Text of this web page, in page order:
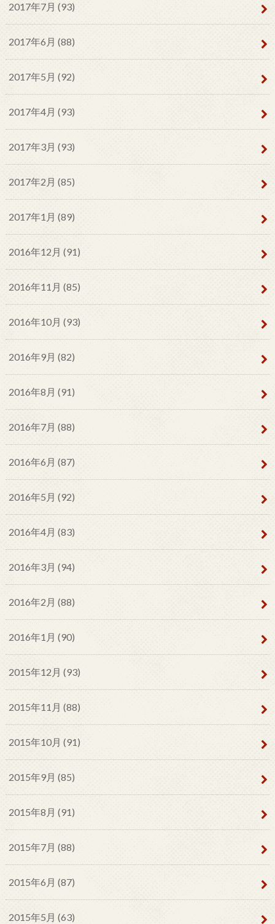
2017年7月 (93)
2017年6月 (88)
2017年5月 (92)
2017年4月 (93)
2017年3月 (93)
2017年2月 (85)
2017年1月 (89)
2016年12月 (91)
2016年11月 (85)
2016年10月 (93)
2016年9月 (82)
2016年8月 (91)
2016年7月 (88)
2016年6月 (87)
2016年5月 (92)
2016年4月 (83)
2016年3月 (94)
2016年2月 (88)
2016年1月 (90)
2015年12月 (93)
2015年11月 (88)
2015年10月 (91)
2015年9月 (85)
2015年8月 (91)
2015年7月 (88)
2015年6月 (87)
2015年5月 (63)